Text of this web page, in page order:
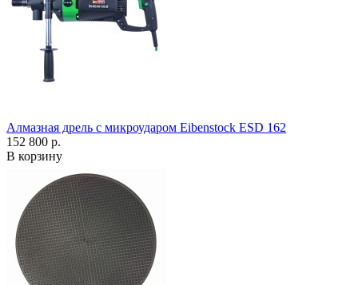
Алмазная дрель с микроударом Eibenstock ESD 162
152 800 р.
В корзину